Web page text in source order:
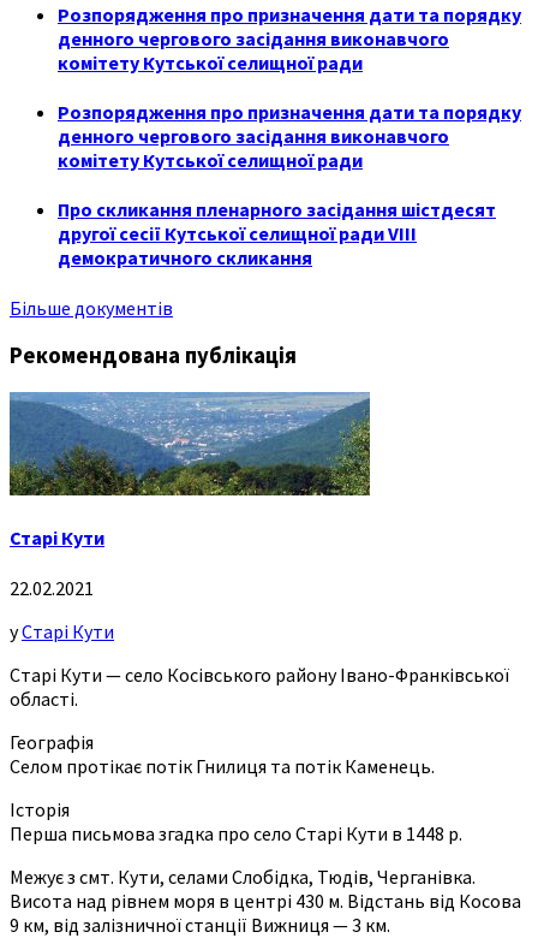
Розпорядження про призначення дати та порядку
денного чергового засідання виконавчого
комітету Кутської селищної ради
Розпорядження про призначення дати та порядку
денного чергового засідання виконавчого
комітету Кутської селищної ради
Про скликання пленарного засідання шістдесят
другої сесії Кутської селищної ради VIII
демократичного скликання
Більше документів
Рекомендована публікація
Старі Кути
22.02.2021
уСтарі Кути
Старі Кути — село Косівського району Івано-Франківської
області.
Географія
Селом протікає потік Гнилиця та потік Каменець.
Історія
Перша письмова згадка про село Старі Кути в 1448 р.
Межує з смт. Кути, селами Слобідка, Тюдів, Черганівка.
Висота над рівнем моря в центрі 430 м. Відстань від Косова
9 км, від залізничної станції Вижниця — 3 км.